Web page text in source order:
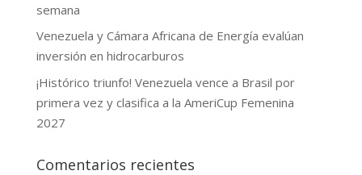
semana
Venezuela y Cámara Africana de Energía evalúan
inversión en hidrocarburos
¡Histórico triunfo! Venezuela vence a Brasil por
primera vez y clasifica a la AmeriCup Femenina
2027
Comentarios recientes